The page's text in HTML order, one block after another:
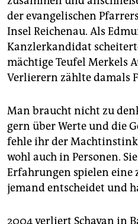
der evangelischen
Insel Reichenau. Als
Kanzlerkandidat
mächtige Teufel Merkels
Verlierern zählte damals
Man braucht nicht zu
gern über Werte und die
fehle ihr der
wohl auch in Personen.
Erfahrungen spielen eine
jemand entscheidet und
2004 verliert Schavan in